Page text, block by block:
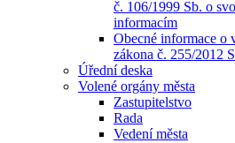
č. 106/1999 Sb. o
informacím
Obecné informace o
zákona č. 255/2012
Úřední deska
Volené orgány města
Zastupitelstvo
Rada
Vedení města